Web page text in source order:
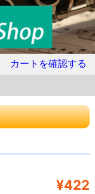
カートを確認する
¥422